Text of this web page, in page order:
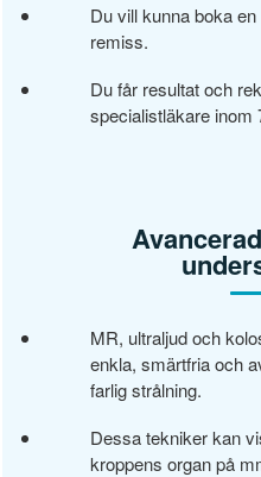
Du vill kunna boka
remiss.
Du får resultat och
specialistläkare inom
MR, ultraljud och
enkla, smärtfria och
farlig strålning.
Dessa tekniker kan
kroppens organ på